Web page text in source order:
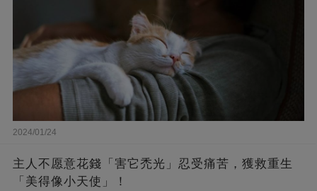
2024/01/24
主人不愿意花錢「害它禿光」忍受痛苦，獲救重生
「美得像小天使」！